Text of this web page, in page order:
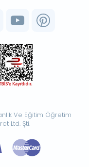
Ve Eğitim Öğretim
Ltd. Şti.